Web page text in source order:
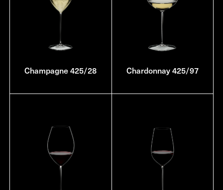
Champagne 425/28 Chardonnay 425/97